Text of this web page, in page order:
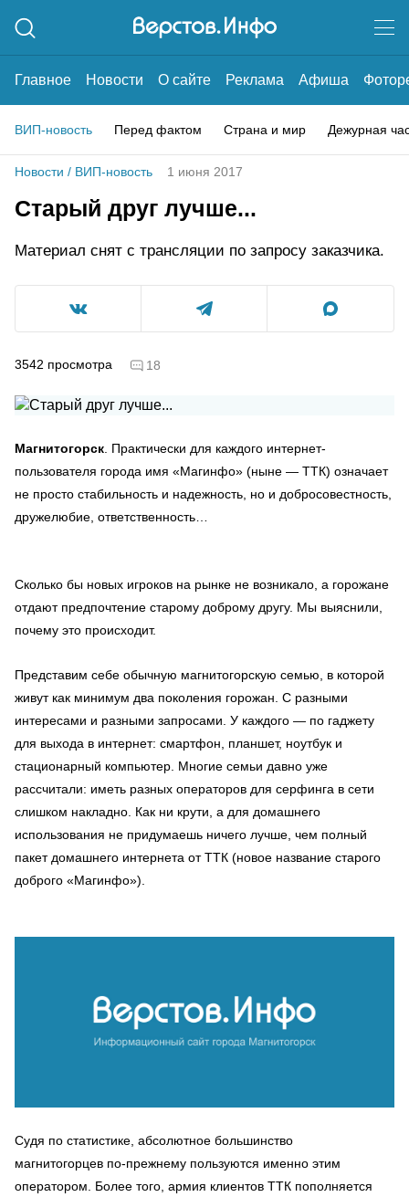
Главное Новости О сайте Реклама Афиша
ВИП-новость Перед фактом Страна и мир Дежурная
Новости / ВИП-новость 1 июня 2017
Старый друг лучше...
Материал снят с трансляции по запросу заказчика.
3542 просмотра 18
Магнитогорск . Практически для каждого интернет-
пользователя города имя «Магинфо» (ныне — ТТК) означает
не просто стабильность и надежность, но и добросовестность,
дружелюбие, ответственность…
Сколько бы новых игроков на рынке не возникало, а горожане
отдают предпочтение старому доброму другу. Мы выяснили,
почему это происходит.
Представим себе обычную магнитогорскую семью, в которой
живут как минимум два поколения горожан. С разными
интересами и разными запросами. У каждого — по гаджету
для выхода в интернет: смартфон, планшет, ноутбук и
стационарный компьютер. Многие семьи давно уже
рассчитали: иметь разных операторов для серфинга в сети
слишком накладно. Как ни крути, а для домашнего
использования не придумаешь ничего лучше, чем полный
пакет домашнего интернета от ТТК (новое название старого
доброго «Магинфо»).
Судя по статистике, абсолютное большинство
магнитогорцев по-прежнему пользуются именно этим
оператором. Более того, армия клиентов ТТК пополняется